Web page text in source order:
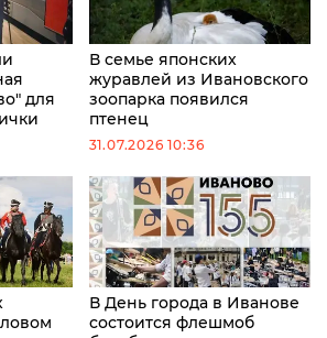
для
В семье японских
журавлей из Ивановского
зоопарка появился
птенец
31.07.2026 10:36
В День города в Иванове
состоится флешмоб